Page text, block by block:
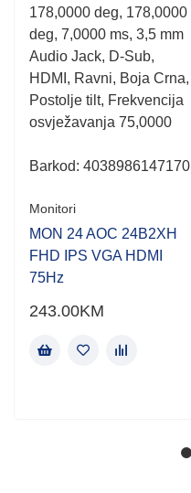
178,0000 deg, 178,0000
deg, 7,0000 ms, 3,5 mm
Audio Jack, D-Sub,
HDMI, Ravni, Boja Crna,
Postolje tilt, Frekvencija
osvježavanja 75,0000
Barkod: 4038986147170
Monitori
MON 24 AOC 24B2XH
FHD IPS VGA HDMI
75Hz
243.00KM